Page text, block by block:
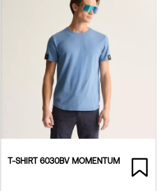
T-SHIRT 6030BV MOMENTUM